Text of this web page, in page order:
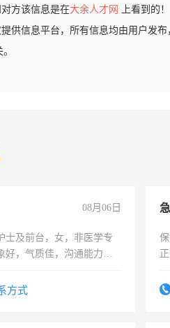
方该信息是在大余人才网
上看到的！
供信息平台，所有信息均由用户发
08月06日
士及前台，女，非医学专
好，气质佳，沟通能力
方式